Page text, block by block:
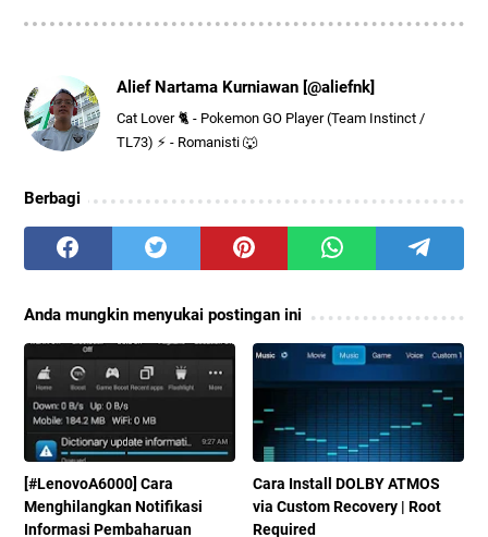
Alief Nartama Kurniawan [@aliefnk]
Cat Lover 🐈 - Pokemon GO Player (Team Instinct /
TL73) ⚡ - Romanisti 🐺
Berbagi
Anda mungkin menyukai postingan ini
[#LenovoA6000] Cara
Menghilangkan Notifikasi
Informasi Pembaharuan
Cara Install DOLBY ATMOS
via Custom Recovery | Root
Required